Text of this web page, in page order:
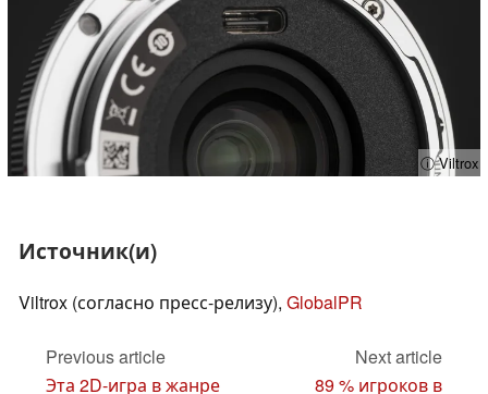
ⓘ Viltrox
Источник(и)
Viltrox (согласно пресс-релизу), GlobalPR
Previous article
Эта 2D-игра в жанре
Next article
89 % игроков в